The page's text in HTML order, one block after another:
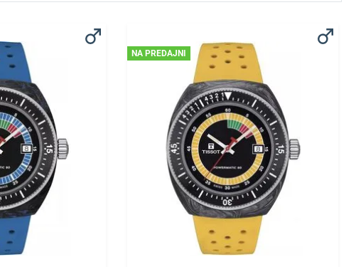
NA PREDAJNI